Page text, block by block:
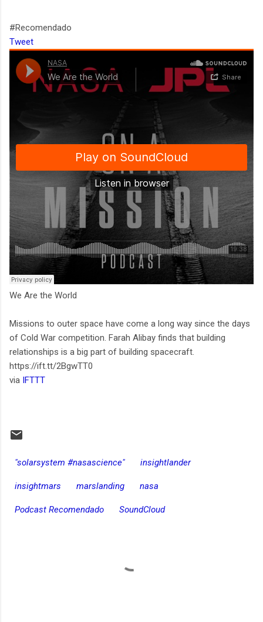
#Recomendado
Tweet
We Are the World
Missions to outer space have come a long way since the days
of Cold War competition. Farah Alibay finds that building
relationships is a big part of building spacecraft.
https://ift.tt/2BgwTT0
via IFTTT
"solarsystem #nasascience" insightlander
insightmars marslanding nasa
Podcast Recomendado SoundCloud